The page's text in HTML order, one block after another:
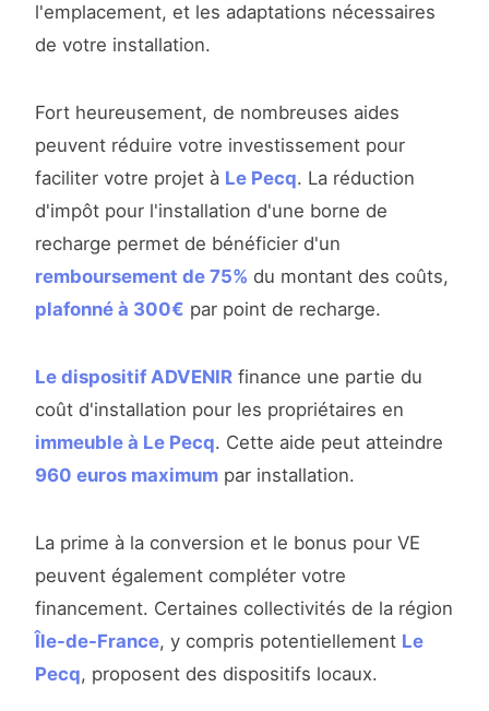
l'emplacement, et les adaptations nécessaires
de votre installation.
Fort heureusement, de nombreuses aides
peuvent réduire votre investissement pour
faciliter votre projet à Le Pecq. La réduction
d'impôt pour l'installation d'une borne de
recharge permet de bénéficier d'un
remboursement de 75% du montant des coûts,
plafonné à 300€ par point de recharge.
Le dispositif ADVENIR finance une partie du
coût d'installation pour les propriétaires en
immeuble à Le Pecq. Cette aide peut atteindre
960 euros maximum par installation.
La prime à la conversion et le bonus pour VE
peuvent également compléter votre
financement. Certaines collectivités de la région
Île-de-France, y compris potentiellement Le
Pecq, proposent des dispositifs locaux.